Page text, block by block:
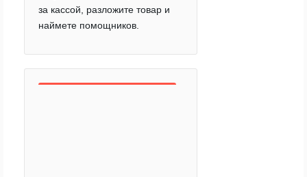
за кассой, разложите товар и
наймете помощников.